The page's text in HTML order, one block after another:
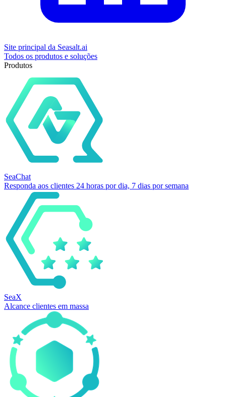
Site principal da Seasalt.ai
Todos os produtos e soluções
Produtos
SeaChat
Responda aos clientes 24 horas por dia, 7 dias por semana
SeaX
Alcance clientes em massa